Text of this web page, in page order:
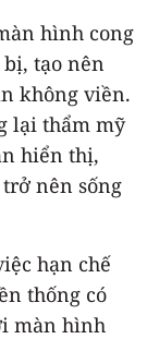
hình cong
tạo nên
không viền.
lại thẩm mỹ
hiển thị,
nên sống
hạn chế
thống có
màn hình